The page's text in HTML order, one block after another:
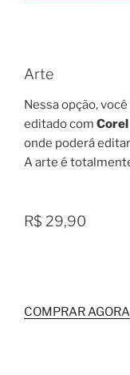
Arte
Nessa opção,
editado com
onde poderá
A arte é
R$ 29,90
COMPRAR AGORA